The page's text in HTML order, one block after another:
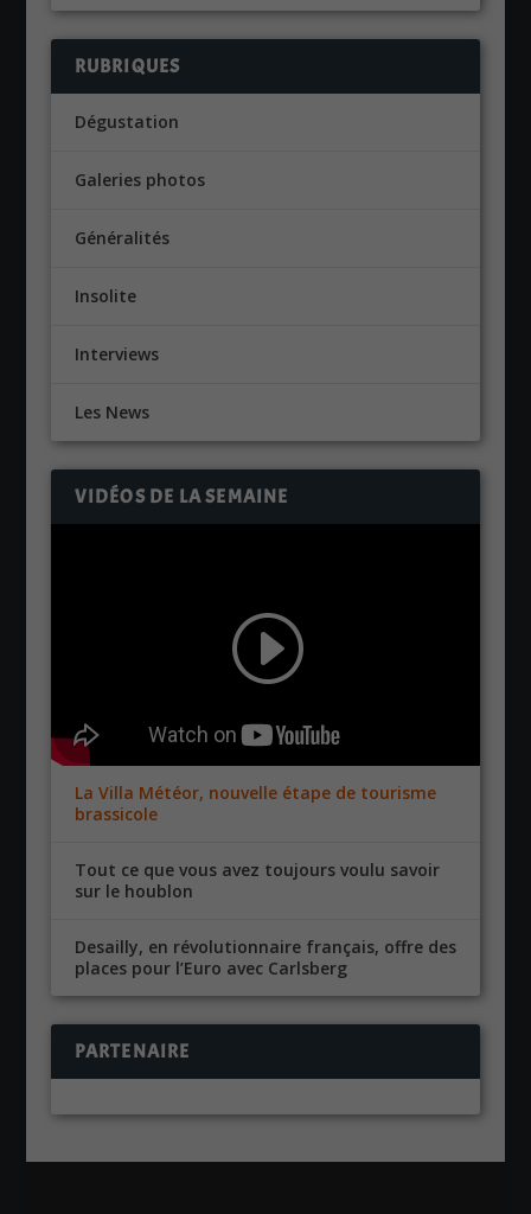
RUBRIQUES
Dégustation
Galeries photos
Généralités
Insolite
Interviews
Les News
VIDÉOS DE LA SEMAINE
La Villa Météor, nouvelle étape de tourisme
brassicole
Tout ce que vous avez toujours voulu savoir
sur le houblon
Desailly, en révolutionnaire français, offre des
places pour l’Euro avec Carlsberg
PARTENAIRE